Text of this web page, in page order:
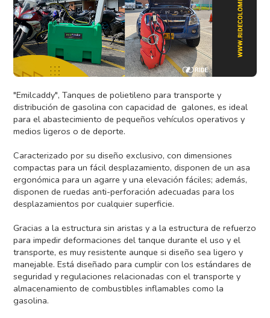
"Emilcaddy", Tanques de polietileno para transporte y
distribución de gasolina con capacidad de galones, es ideal
para el abastecimiento de pequeños vehículos operativos y
medios ligeros o de deporte.
Caracterizado por su diseño exclusivo, con dimensiones
compactas para un fácil desplazamiento, disponen de un asa
ergonómica para un agarre y una elevación fáciles; además,
disponen de ruedas anti-perforación adecuadas para los
desplazamientos por cualquier superficie.
Gracias a la estructura sin aristas y a la estructura de refuerzo
para impedir deformaciones del tanque durante el uso y el
transporte, es muy resistente aunque si diseño sea ligero y
manejable. Está diseñado para cumplir con los estándares de
seguridad y regulaciones relacionadas con el transporte y
almacenamiento de combustibles inflamables como la
gasolina.